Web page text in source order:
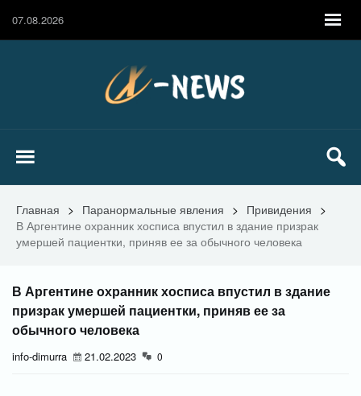
07.08.2026
Главная > Паранормальные явления > Привидения >
В Аргентине охранник хосписа впустил в здание призрак
умершей пациентки, приняв ее за обычного человека
В Аргентине охранник хосписа впустил в здание
призрак умершей пациентки, приняв ее за
обычного человека
info-dimurra 21.02.2023 0